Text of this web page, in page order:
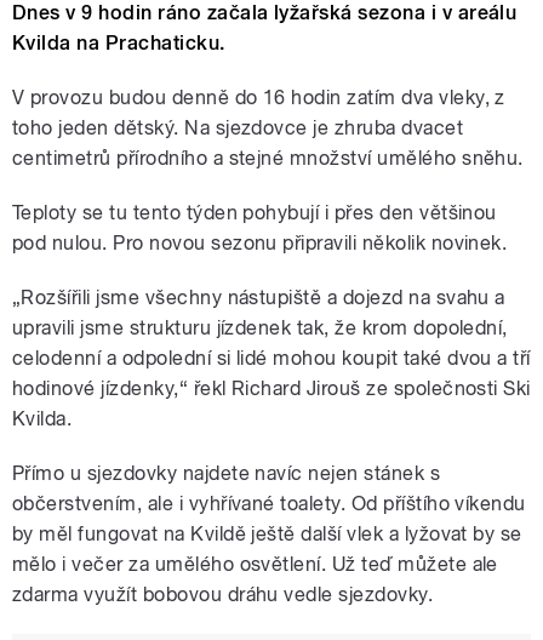
Dnes v 9 hodin ráno začala lyžařská sezona i v areálu
Kvilda na Prachaticku.
V provozu budou denně do 16 hodin zatím dva vleky, z
toho jeden dětský. Na sjezdovce je zhruba dvacet
centimetrů přírodního a stejné množství umělého sněhu.
Teploty se tu tento týden pohybují i přes den většinou
pod nulou. Pro novou sezonu připravili několik novinek.
„Rozšířili jsme všechny nástupiště a dojezd na svahu a
upravili jsme strukturu jízdenek tak, že krom dopolední,
celodenní a odpolední si lidé mohou koupit také dvou a tří
hodinové jízdenky,“ řekl Richard Jirouš ze společnosti Ski
Kvilda.
Přímo u sjezdovky najdete navíc nejen stánek s
občerstvením, ale i vyhřívané toalety. Od příštího víkendu
by měl fungovat na Kvildě ještě další vlek a lyžovat by se
mělo i večer za umělého osvětlení. Už teď můžete ale
zdarma využít bobovou dráhu vedle sjezdovky.